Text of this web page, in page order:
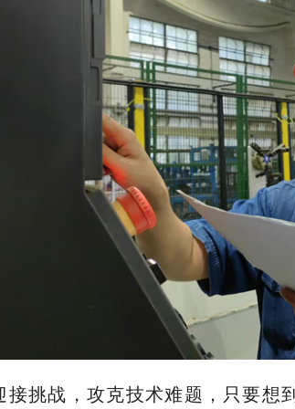
接挑战，攻克技术难题，只要想